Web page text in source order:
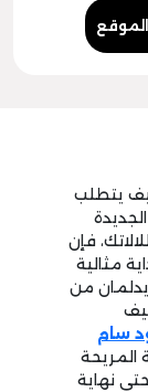
يتطلب
فإن
مثالية
من
سام
المريحة
نهاية